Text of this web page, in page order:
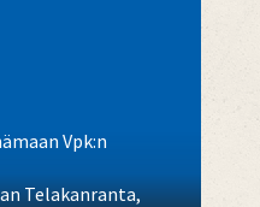
Vpk:n
Telakanranta,